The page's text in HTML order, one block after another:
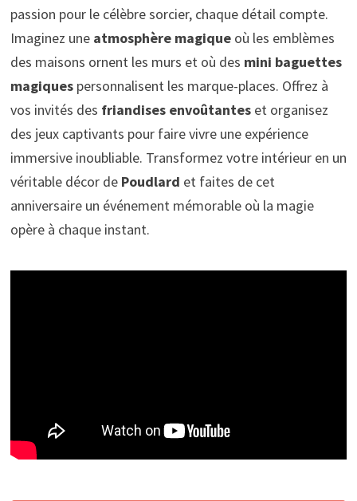
passion pour le célèbre sorcier, chaque détail compte.
Imaginez une atmosphère magiqueoù les emblèmes
des maisons ornent les murs et où des mini baguettes
magiquespersonnalisent les marque-places. Offrez à
vos invités des friandises envoûtanteset organisez
des jeux captivants pour faire vivre une expérience
immersive inoubliable. Transformez votre intérieur en un
véritable décor de Poudlard et faites de cet
anniversaire un événement mémorable où la magie
opère à chaque instant.